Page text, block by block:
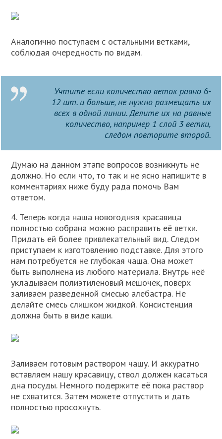
Аналогично поступаем с остальными ветками,
соблюдая очередность по видам.
Учтите если количество веток равно 6-
12 шт. и больше, не нужно размещать их
всех в одной линии. Делите их на равные
количество, например 1 слой 3 ветки,
следом повторите второй.
Думаю на данном этапе вопросов возникнуть не
должно. Но если что, то так и не ясно напишите в
комментариях ниже буду рада помочь Вам
ответом.
4. Теперь когда наша новогодняя красавица
полностью собрана можно расправить её ветки.
Придать ей более привлекательный вид. Следом
приступаем к изготовлению подставке. Для этого
нам потребуется не глубокая чаша. Она может
быть выполнена из любого материала. Внутрь неё
укладываем полиэтиленовый мешочек, поверх
заливаем разведенной смесью алебастра. Не
делайте смесь слишком жидкой. Консистенция
должна быть в виде каши.
Заливаем готовым раствором чашу. И аккуратно
вставляем нашу красавицу, ствол должен касаться
дна посуды. Немного подержите её пока раствор
не схватится. Затем можете отпустить и дать
полностью просохнуть.